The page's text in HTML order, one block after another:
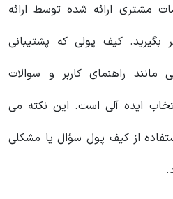
مشتری ارائه شده توسط ارائه
کیف پولی که پشتیبانی
راهنمای کاربر و سوالات
ایده آلی است. این نکته می
از کیف پول سؤال یا مشکلی